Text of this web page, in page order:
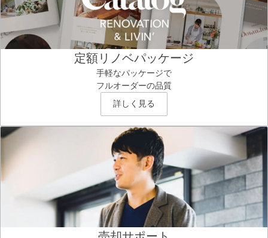
定額リノベパッケージ
手軽なパッケージで
フルオーダーの品質
詳しく見る